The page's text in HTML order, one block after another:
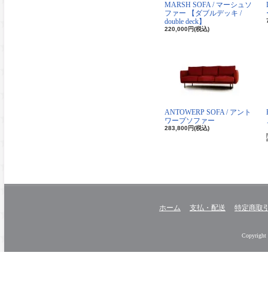
MARSH SOFA / マーシュソ
ファー 【ダブルデッキ /
double deck】
220,000円(税込)
ANTOWERP SOFA / アント
ワープソファー
283,800円(税込)
ホーム 支払・配送 特定商取
Copyright